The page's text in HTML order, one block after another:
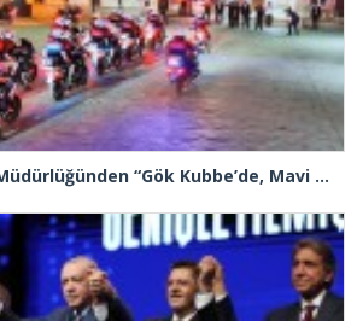
İstanbul Emniyet Müdürlüğünden “Gök Kubbe’de, Mavi Vatan’da, Şanlı Topraklarda: İstanbul Emniyeti Her Yerde” paylaşımı